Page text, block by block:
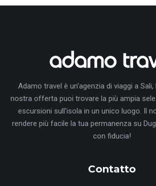
Adamo travel è un'agenzia di viaggi a Sali,
nostra offerta puoi trovare la più ampia
escursioni sull'isola in un unico luogo. Il
rendere più facile la tua permanenza su
con fiducia!
Contatto